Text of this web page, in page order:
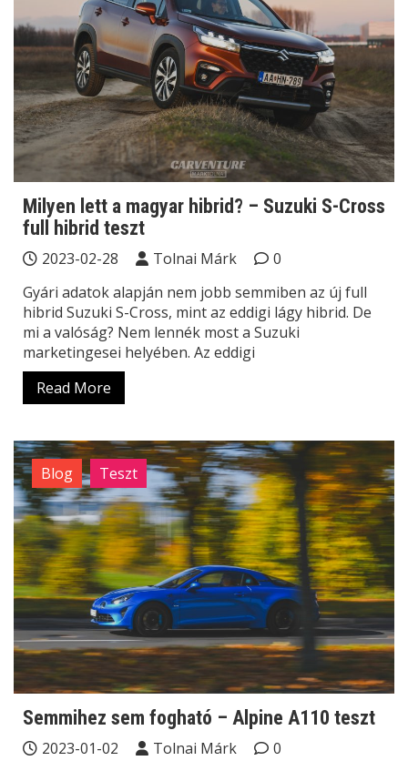
Milyen lett a magyar hibrid? – Suzuki S-Cross
full hibrid teszt
2023-02-28 Tolnai Márk
0
Gyári adatok alapján nem jobb semmiben az új full
hibrid Suzuki S-Cross, mint az eddigi lágy hibrid. De
mi a valóság? Nem lennék most a Suzuki
marketingesei helyében. Az eddigi
Read More
Blog Teszt
Semmihez sem fogható – Alpine A110 teszt
2023-01-02 Tolnai Márk
0